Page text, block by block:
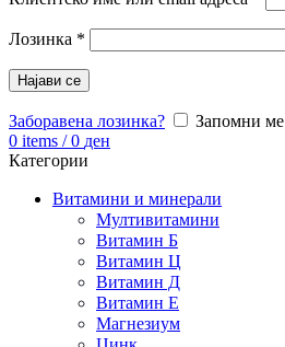
Лозинка *
Најави се
Заборавена лозинка?
Запомни ме
0 items / 0 ден
Категории
Витамини и минерали
Мултивитамини
Витамин Б
Витамин Ц
Витамин Д
Витамин Е
Магнезиум